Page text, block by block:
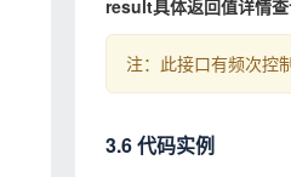
result具体返回值详情
注：此接口有频次控
3.6 代码实例